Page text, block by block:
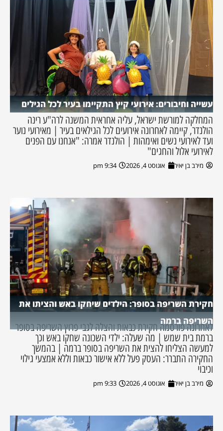
עשייה וחיבורים: אירועי קיץ התקיימו בעיר לכל הגילים
המחלקה למורשת ישראל, עליה אחראית המשנה לרה"ע רינה
הולנדר, קיימה לאחרונה אירועים לכל הגילאים בעיר | מאירועי נוער
ועד לאירועי נשים ואימהות | הולנדר אמרה: "אנחנו עם הפנים
לאירועי אלול והחגים"
מירב בן יאיר אוגוסט 4, 2026 9:34 pm
חקירת השריפה בסופר: הילדים שיחקו באש והציתו את
השריפה ברמה
לאחרונה פורסמה חקירת כבאות והצלה לגבי פרוץ השריפה בסופר
ברמת בית שמש | מה שעלה: ילדי השכונה שחקו באש וכך
למעשה הצליחו להצית את השריפה בסופר ברמה | בהמשך
החקירה התברר: העסק פעל ללא אישור כבאות וללא אמצעי גילוי
וכיבוי
מירב בן יאיר אוגוסט 4, 2026 9:33 pm